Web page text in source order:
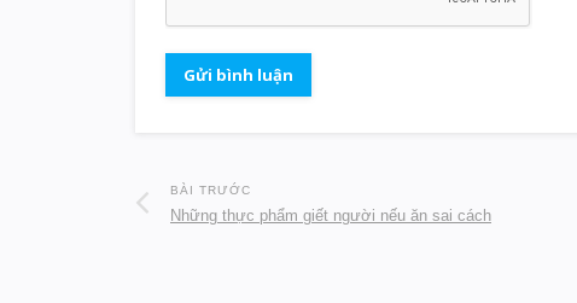
BÀI TRƯỚC
Những thực phẩm giết người nếu ăn sai cách